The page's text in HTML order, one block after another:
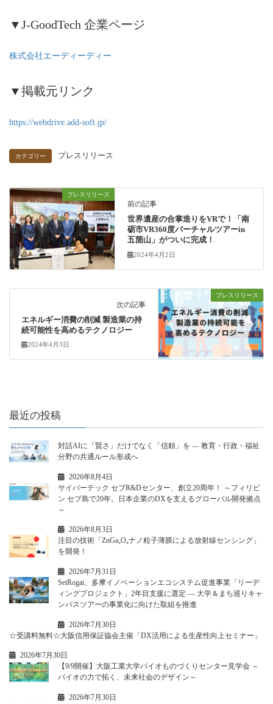
▼J-GoodTech 企業ページ
株式会社エーディーディー
▼掲載元リンク
https://webdrive.add-soft.jp/
カテゴリー プレスリリース
プレスリリース
前の記事
世界遺産の合掌造りをVRで！「南
砺市VR360度バーチャルツアーin
五箇山」がついに完成！
2024年4月2日
プレスリリース
次の記事
エネルギー消費の削減 製造業の持
続可能性を高めるテクノロジー
2024年4月3日
最近の投稿
対話AIに「賢さ」だけでなく「信頼」を ― 教育・行政・福祉
分野の共通ルール形成へ
2026年8月4日
サイバーテック セブR&Dセンター、創立20周年！ ～フィリピ
ン セブ島で20年。日本企業のDXを支えるグローバル開発拠点
～
2026年8月3日
注目の技術「ZnGa₂O₄ナノ粒子薄膜による放射線センシング」
を開発！
2026年7月31日
SeiRogai、多摩イノベーションエコシステム促進事業「リーデ
ィングプロジェクト」2年目支援に選定 ― 大学＆まち巡りキャ
ンパスツアーの事業化に向けた取組を推進
2026年7月30日
☆受講料無料☆大阪信用保証協会主催「DX活用による生産性向上セミナー」
2026年7月30日
【9/9開催】大阪工業大学バイオものづくりセンター見学会 ～
バイオの力で拓く、未来社会のデザイン～
2026年7月30日